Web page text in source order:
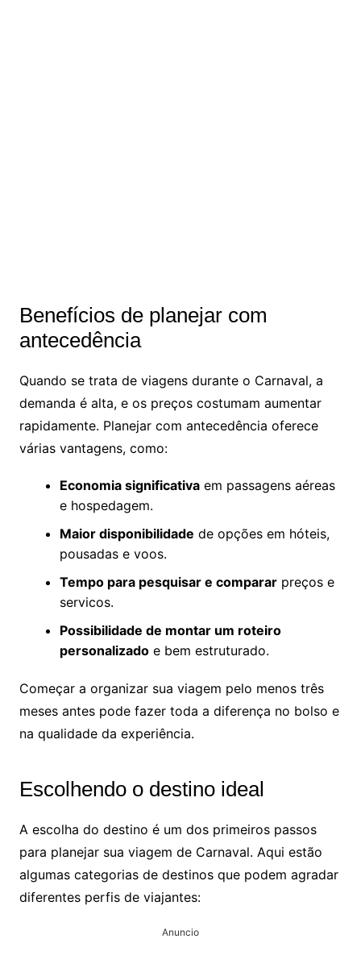
Benefícios de planejar com
antecedência
Quando se trata de viagens durante o Carnaval, a
demanda é alta, e os preços costumam aumentar
rapidamente. Planejar com antecedência oferece
várias vantagens, como:
Economia significativaem passagens aéreas
e hospedagem.
Maior disponibilidade de opções em hóteis,
pousadas e voos.
Tempo para pesquisar e compararpreços e
servicos.
Possibilidade de montar um roteiro
personalizadoe bem estruturado.
Começar a organizar sua viagem pelo menos três
meses antes pode fazer toda a diferença no bolso e
na qualidade da experiência.
Escolhendo o destino ideal
A escolha do destino é um dos primeiros passos
para planejar sua viagem de Carnaval. Aqui estão
algumas categorias de destinos que podem agradar
diferentes perfis de viajantes:
Anuncio